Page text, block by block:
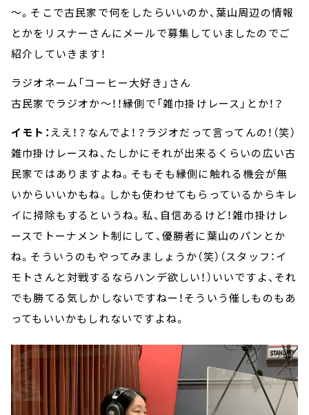
～。そこで古民家で何をしたらいいのか、葉山周辺の情報
とかをリスナーさんにメールで募集していましたのでご
紹介していきます！
ラジオネーム「コーヒー大好き」さん
古民家でラジオか～！！縁側で「雑巾掛けレース」とか！？
イモト： ええ！？なんでよ！？ラジオだって言ってんの！（笑）
雑巾掛けレースね、たしかにそれが出来るくらいの広い古
民家ではありますよね。そもそも縁側に触れる機会が無
いからいいかもね。しかも使わせてもらっているからキレ
イに掃除もするというね。私、自信あるけど！雑巾掛けレ
ースでトーナメント制にして、優勝者に葉山のパンとか
ね。そういうのもやってみましょうか（笑）（スタッフ：イ
モトさんと対戦するならハンデ欲しい！）いいですよ、それ
でも勝てる気しかしないですねー！そういう催しものもあ
ってもいいかもしれないですよね。